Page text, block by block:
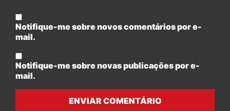
Notifique-me sobre novos comentários por e-
mail.
Notifique-me sobre novas publicações por e-
mail.
ENVIAR COMENTÁRIO